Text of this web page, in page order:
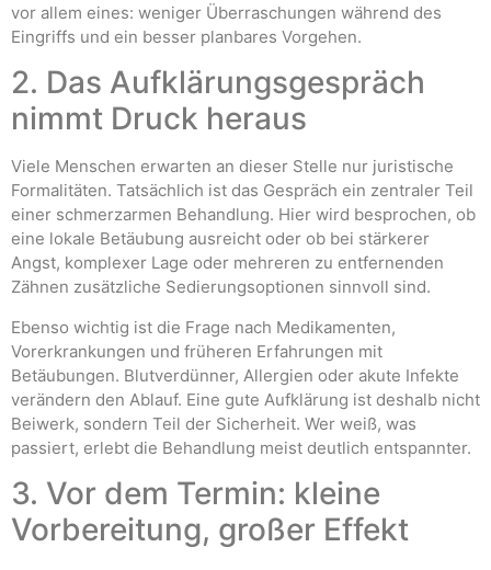
vor allem eines: weniger Überraschungen während des
Eingriffs und ein besser planbares Vorgehen.
2. Das Aufklärungsgespräch
nimmt Druck heraus
Viele Menschen erwarten an dieser Stelle nur juristische
Formalitäten. Tatsächlich ist das Gespräch ein zentraler Teil
einer schmerzarmen Behandlung. Hier wird besprochen, ob
eine lokale Betäubung ausreicht oder ob bei stärkerer
Angst, komplexer Lage oder mehreren zu entfernenden
Zähnen zusätzliche Sedierungsoptionen sinnvoll sind.
Ebenso wichtig ist die Frage nach Medikamenten,
Vorerkrankungen und früheren Erfahrungen mit
Betäubungen. Blutverdünner, Allergien oder akute Infekte
verändern den Ablauf. Eine gute Aufklärung ist deshalb nicht
Beiwerk, sondern Teil der Sicherheit. Wer weiß, was
passiert, erlebt die Behandlung meist deutlich entspannter.
3. Vor dem Termin: kleine
Vorbereitung, großer Effekt